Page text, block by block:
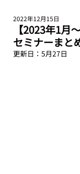
【2023年1月
セミナーまと
2022年12月15日
更新日： 5月27日